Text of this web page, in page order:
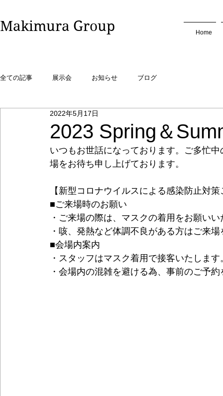
​Makimura Group Home
全ての記事 展示会 お知らせ ブログ
2023 Spring＆
2022年5月17日
いつもお世話になっております。ご多忙
場をお待ち申し上げております。
【新型コロナウイルスによる感染防止対
■ご来場時のお願い
・ご来場の際は、マスクの着用をお願い
・咳、発熱など体調不良がある方はご来
■会場内案内
・スタッフはマスク着用で接客いたしま
・会場内の混雑を避ける為、事前のご予